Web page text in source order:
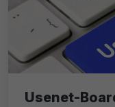
Usenet-